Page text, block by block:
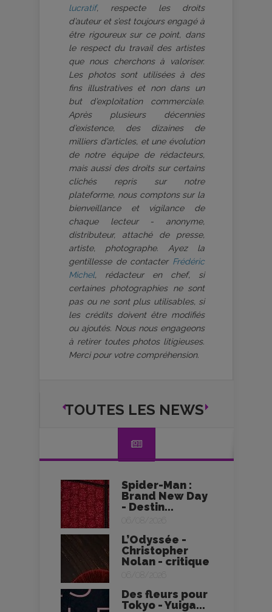
lucratif, respecte les droits
d’auteur et s’est toujours engagé à
être rigoureux sur ce point, dans
le respect du travail des artistes
que nous cherchons à valoriser.
Les photos sont utilisées à des
fins illustratives et non dans un
but d’exploitation commerciale.
Après plusieurs décennies
d’existence, des dizaines de
milliers d’articles, et une évolution
de notre équipe de rédacteurs,
mais aussi des droits sur certains
clichés repris sur notre
plateforme, nous comptons sur la
bienveillance et vigilance de
chaque lecteur - anonyme,
distributeur, attaché de presse,
artiste, photographe. Ayez la
gentillesse de contacter Frédéric
Michel, rédacteur en chef, si
certaines photographies ne sont
pas ou ne sont plus utilisables, si
les crédits doivent être modifiés
ou ajoutés. Nous nous engageons
à retirer toutes photos litigieuses.
Merci pour votre compréhension.
TOUTES LES NEWS
Spider-Man :
Brand New Day
- Destin...
06/08/2026
L’Odyssée -
Christopher
Nolan - critique
06/08/2026
Des fleurs pour
Tokyo - Yuiga...